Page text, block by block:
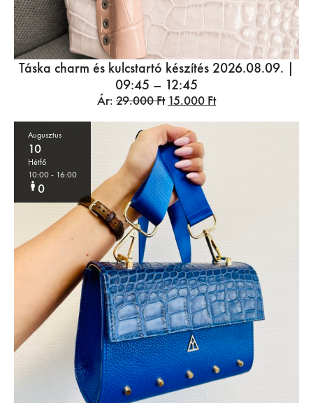
Táska charm és kulcstartó készítés 2026.08.09. |
09:45 – 12:45
Ár: 29.000Ft 15.000 Ft
Augusztus
10
Hétfő
10:00- 16:00
0